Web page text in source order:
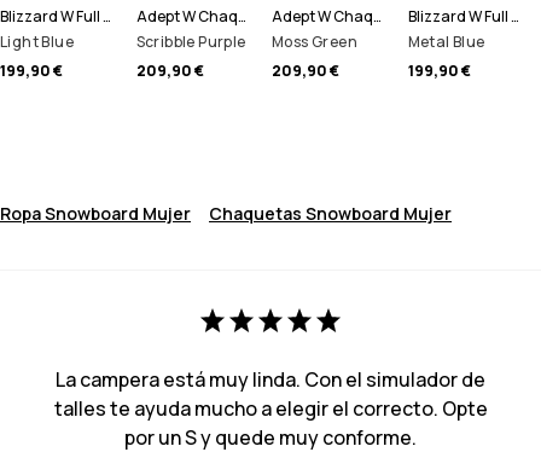
Blizzard W Full Zip Chaqueta Snowboard Women
Light Blue
199,90 €
Adept W Chaqueta Snowboard Women
Scribble Purple
209,90 €
Adept W Chaqueta Snowboard Women
Moss Green
209,90 €
Blizzard W Full Zip Chaqueta Snowboard Women
Metal Blue
199,90 €
Ropa Snowboard Mujer Chaquetas Snowboard Mujer
La campera está muy linda. Con el simulador de
talles te ayuda mucho a elegir el correcto. Opte
por un S y quede muy conforme.